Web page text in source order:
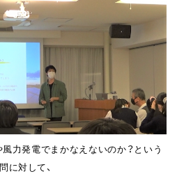
力発電でまかなえないのか？という
に対して、